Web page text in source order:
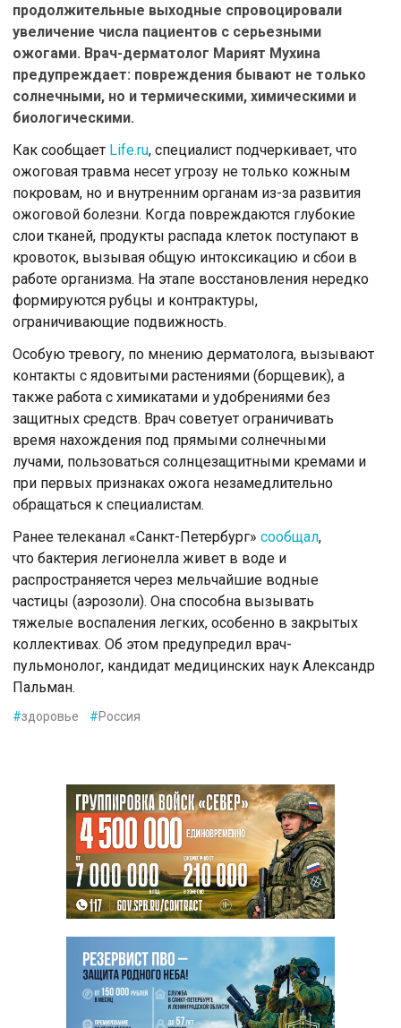
продолжительные выходные спровоцировали
увеличение числа пациентов с серьезными
ожогами. Врач-дерматолог Марият Мухина
предупреждает: повреждения бывают не только
солнечными, но и термическими, химическими и
биологическими.
Как сообщает Life.ru, специалист подчеркивает, что
ожоговая травма несет угрозу не только кожным
покровам, но и внутренним органам из-за развития
ожоговой болезни. Когда повреждаются глубокие
слои тканей, продукты распада клеток поступают в
кровоток, вызывая общую интоксикацию и сбои в
работе организма. На этапе восстановления нередко
формируются рубцы и контрактуры,
ограничивающие подвижность.
Особую тревогу, по мнению дерматолога, вызывают
контакты с ядовитыми растениями (борщевик), а
также работа с химикатами и удобрениями без
защитных средств. Врач советует ограничивать
время нахождения под прямыми солнечными
лучами, пользоваться солнцезащитными кремами и
при первых признаках ожога незамедлительно
обращаться к специалистам.
Ранее телеканал «Санкт-Петербург» сообщал,
что бактерия легионелла живет в воде и
распространяется через мельчайшие водные
частицы (аэрозоли). Она способна вызывать
тяжелые воспаления легких, особенно в закрытых
коллективах. Об этом предупредил врач-
пульмонолог, кандидат медицинских наук Александр
Пальман.
#здоровье #Россия